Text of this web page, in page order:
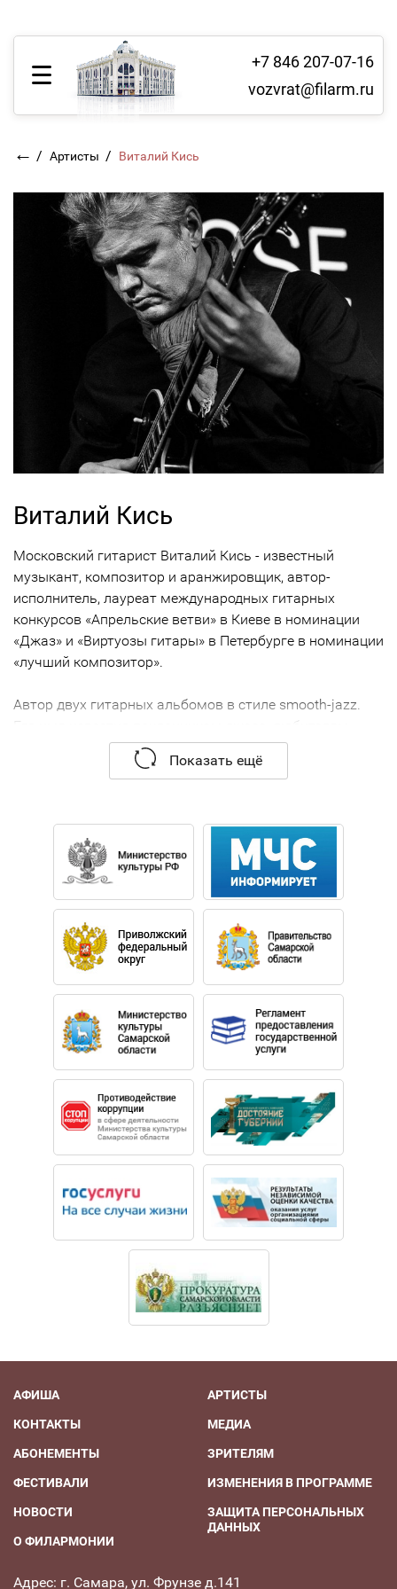
+7 846 207-07-16
vozvrat@filarm.ru
← / Артисты / Виталий Кись
Виталий Кись
Московский гитарист Виталий Кись - известный
музыкант, композитор и аранжировщик, автор-
исполнитель, лауреат международных гитарных
конкурсов «Апрельские ветви» в Киеве в номинации
«Джаз» и «Виртуозы гитары» в Петербурге в номинации
«лучший композитор».
Автор двух гитарных альбомов в стиле smooth-jazz.
Его имя известно поклонникам джаза, любителям
этно, фанатам латино и фламенко. В области
классической музыки артист сотрудничал с
оркестром «Новая Россия» п/у народного артиста
России Юрия Башмета. В области джаза – с джаз-
оркестром фонда Олега Лундстрема и оркестром
«Фонограф» Сергея Жилина. Виталий – участник
передач «Романтика Романса» и «Шаболовка, 37» на
телеканале «Культура».
Владение многими исполнительскими стилями
позволяет артисту каждый раз создавать
неповторимые программы, раскрывая новые грани
любимого инструмента.
Показать ещё
АФИША
КОНТАКТЫ
АБОНЕМЕНТЫ
ФЕСТИВАЛИ
НОВОСТИ
О ФИЛАРМОНИИ
АРТИСТЫ
МЕДИА
ЗРИТЕЛЯМ
ИЗМЕНЕНИЯ В ПРОГРАММЕ
ЗАЩИТА ПЕРСОНАЛЬНЫХ
ДАННЫХ
Адрес: г. Самара, ул. Фрунзе д.141